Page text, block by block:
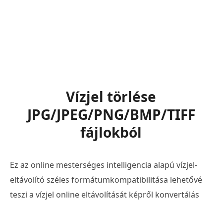
Vízjel törlése
JPG/JPEG/PNG/BMP/TIFF
fájlokból
Ez az online mesterséges intelligencia alapú vízjel-
eltávolító széles formátumkompatibilitása lehetővé
teszi a vízjel online eltávolítását képről konvertálás